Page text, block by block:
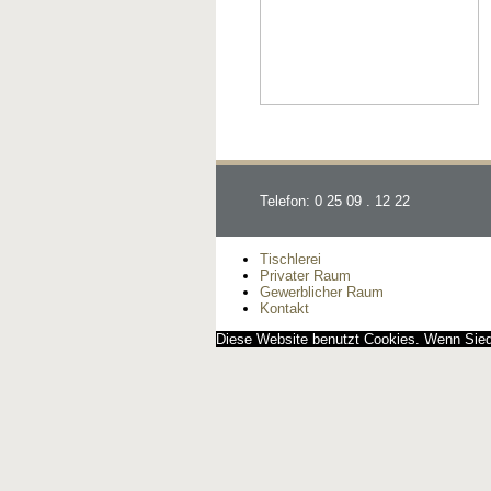
Telefon: 0 25 09 . 12 22
Tischlerei
Privater Raum
Gewerblicher Raum
Kontakt
Diese Website benutzt Cookies. Wenn